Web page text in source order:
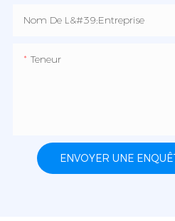
Nom De L&#39;entreprise
Teneur
ENVOYER UNE